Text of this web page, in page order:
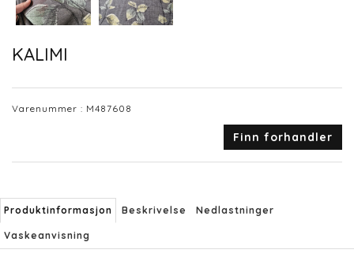
KALIMI
Varenummer : M487608
Finn forhandler
Produktinformasjon Beskrivelse Nedlastninger
Vaskeanvisning